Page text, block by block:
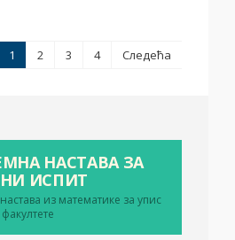
1 2 3 4 Следећа
НАСТАВА ЗА
ИСПИТ
из математике за упис